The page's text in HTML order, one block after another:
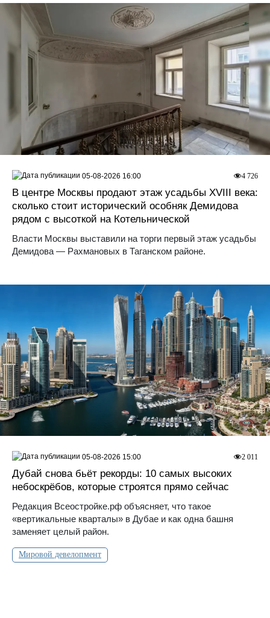
В центре Москвы продают этаж усадьбы XVIII века:
сколько стоит исторический особняк Демидова
рядом с высоткой на Котельнической
Власти Москвы выставили на торги первый этаж усадьбы
Демидова — Рахмановых в Таганском районе.
4 726
05-08-2026 16:00
Дубай снова бьёт рекорды: 10 самых высоких
небоскрёбов, которые строятся прямо сейчас
Редакция Всеостройке.рф объясняет, что такое
«вертикальные кварталы» в Дубае и как одна башня
заменяет целый район.
Мировой девелопмент
2 011
05-08-2026 15:00